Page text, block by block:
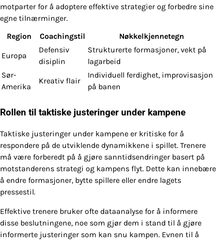
motparter for å adoptere effektive strategier og forbedre sine
egne tilnærminger.
Region
Coachingstil Nøkkelkjennetegn
Europa
Defensiv
disiplin
Strukturerte formasjoner, vekt på
lagarbeid
Sør-
Amerika
Kreativ flair
Individuell ferdighet, improvisasjon
på banen
Rollen til taktiske justeringer under kampene
Taktiske justeringer under kampene er kritiske for å
respondere på de utviklende dynamikkene i spillet. Trenere
må være forberedt på å gjøre sanntidsendringer basert på
motstanderens strategi og kampens flyt. Dette kan innebære
å endre formasjoner, bytte spillere eller endre lagets
pressestil.
Effektive trenere bruker ofte dataanalyse for å informere
disse beslutningene, noe som gjør dem i stand til å gjøre
informerte justeringer som kan snu kampen. Evnen til å